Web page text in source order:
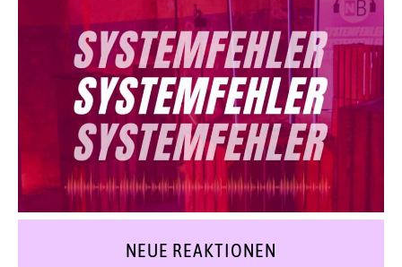
NEUE REAKTIONEN